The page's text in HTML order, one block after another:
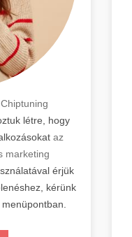
Chiptuning
létre, hogy
az
marketing
érjük
kérünk